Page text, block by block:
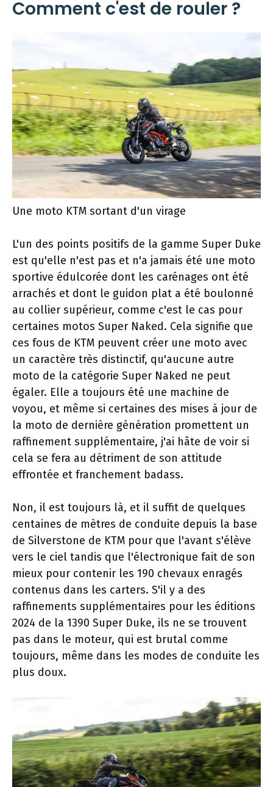
Comment c'est de rouler ?
Une moto KTM sortant d'un virage
L'un des points positifs de la gamme Super Duke
est qu'elle n'est pas et n'a jamais été une moto
sportive édulcorée dont les carénages ont été
arrachés et dont le guidon plat a été boulonné
au collier supérieur, comme c'est le cas pour
certaines motos Super Naked. Cela signifie que
ces fous de KTM peuvent créer une moto avec
un caractère très distinctif, qu'aucune autre
moto de la catégorie Super Naked ne peut
égaler. Elle a toujours été une machine de
voyou, et même si certaines des mises à jour de
la moto de dernière génération promettent un
raffinement supplémentaire, j'ai hâte de voir si
cela se fera au détriment de son attitude
effrontée et franchement badass.
Non, il est toujours là, et il suffit de quelques
centaines de mètres de conduite depuis la base
de Silverstone de KTM pour que l'avant s'élève
vers le ciel tandis que l'électronique fait de son
mieux pour contenir les 190 chevaux enragés
contenus dans les carters. S'il y a des
raffinements supplémentaires pour les éditions
2024 de la 1390 Super Duke, ils ne se trouvent
pas dans le moteur, qui est brutal comme
toujours, même dans les modes de conduite les
plus doux.